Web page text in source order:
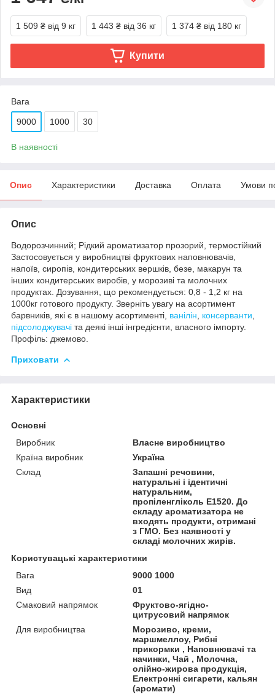
1 509 ₴ від 9 кг 1 443 ₴ від 36 кг 1 374 ₴ від 180 кг
Купити
Вага
9000 1000 30
В наявності
Опис Характеристики Доставка Оплата Умови
Опис
Водорозчинний; Рідкий ароматизатор прозорий, термостійкий
Застосовується у виробництві фруктових наповнювачів,
напоїв, сиропів, кондитерських вершків, безе, макарун та
інших кондитерських виробів, у морозиві та молочних
продуктах. Дозування, що рекомендується: 0,8 - 1,2 кг на
1000кг готового продукту. Зверніть увагу на асортимент
барвників, які є в нашому асортименті, ванілін консерванти
підсолоджувачі та деякі інші інгредієнти, власного імпорту.
Профіль: джемово.
Приховати
Характеристики
Основні
Виробник
Власне виробництво
Країна виробник
Україна
Склад
Запашні речовини,
натуральні і ідентичні
натуральним,
пропіленгліколь Е1520. До
складу ароматизатора не
входять продукти, отримані
з ГМО. Без наявності у
складі молочних жирів.
Користувацькі характеристики
Вага
9000 1000
Вид
01
Смаковий напрямок
Фруктово-ягідно-
цитрусовий напрямок
Для виробництва
Морозиво, креми,
маршмеллоу, Рибні
прикормки , Наповнювачі та
начинки, Чай , Молочна,
олійно-жирова продукція,
Електронні сигарети, кальян
(аромати)